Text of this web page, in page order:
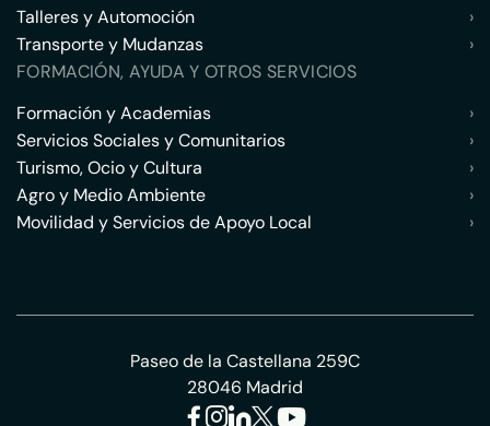
Talleres y Automoción
›
Transporte y Mudanzas
›
FORMACIÓN, AYUDA Y OTROS SERVICIOS
Formación y Academias
›
Servicios Sociales y Comunitarios
›
Turismo, Ocio y Cultura
›
Agro y Medio Ambiente
›
Movilidad y Servicios de Apoyo Local
›
Paseo de la Castellana 259C
28046 Madrid